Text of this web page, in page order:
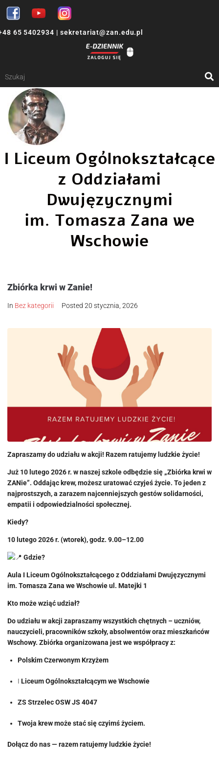
65 5402934 | sekretariat@zan.edu.pl
I Liceum Ogólnokształcące
z Oddziałami
Dwujęzycznymi
im. Tomasza Zana we
Wschowie
Zbiórka krwi w Zanie!
In Bez kategorii Posted 20 stycznia, 2026
Zapraszamy do udziału w akcji! Razem ratujemy ludzkie życie!
Już 10 lutego 2026 r. w naszej szkole odbędzie się „Zbiórka krwi w
ZANie”. Oddając krew, możesz uratować czyjeś życie. To jeden z
najprostszych, a zarazem najcenniejszych gestów solidarności,
empatii i odpowiedzialności społecznej.
Kiedy?
10 lutego 2026 r. (wtorek), godz. 9.00–12.00
Gdzie?
Aula I Liceum Ogólnokształcącego z Oddziałami Dwujęzycznymi
im. Tomasza Zana we Wschowie ul. Matejki 1
Kto może wziąć udział?
Do udziału w akcji zapraszamy wszystkich chętnych – uczniów,
nauczycieli, pracowników szkoły, absolwentów oraz mieszkańców
Wschowy. Zbiórka organizowana jest we współpracy z:
Polskim Czerwonym Krzyżem
I Liceum Ogólnokształcącym we Wschowie
ZS Strzelec OSW JS 4047
Twoja krew może stać się czyimś życiem.
Dołącz do nas — razem ratujemy ludzkie życie!